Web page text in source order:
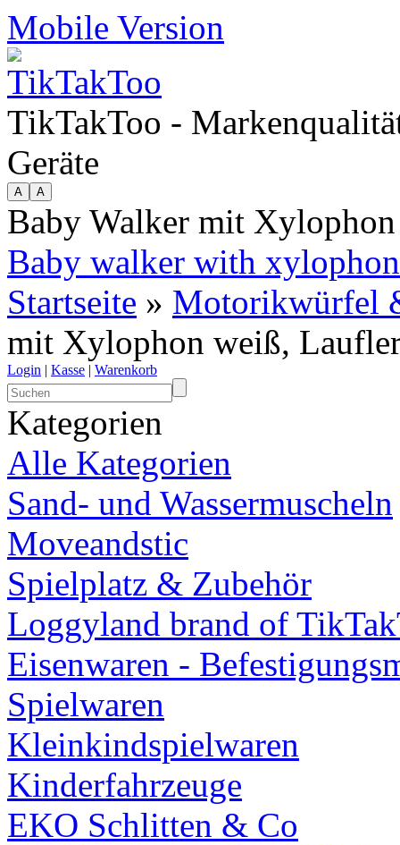
Mobile Version
TikTakToo -
Geräte
Baby Walker mit
Baby walker with
Startseite » Motorikwürfel
mit Xylophon weiß,
Login | Kasse | Warenkorb
Kategorien
Alle Kategorien
Sand- und Wassermuscheln
Moveandstic
Spielplatz & Zubehör
Loggyland brand of
Eisenwaren -
Spielwaren
Kleinkindspielwaren
Kinderfahrzeuge
EKO Schlitten & Co